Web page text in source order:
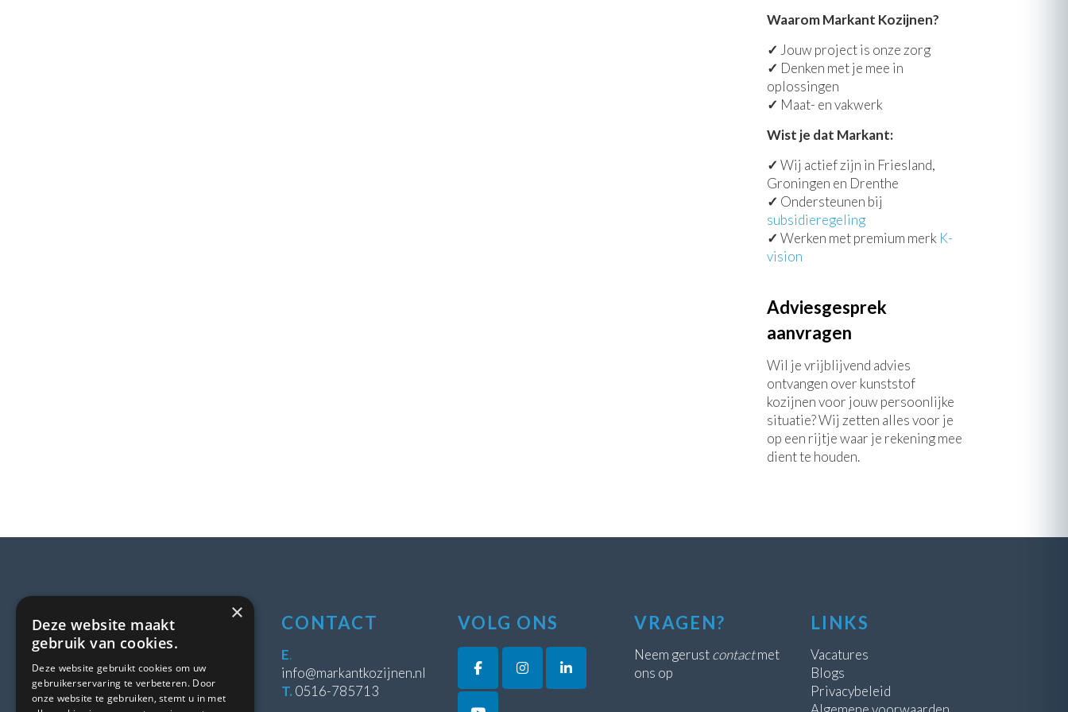
Waarom Markant Kozijnen?
✓ Jouw project is onze zorg
✓ Denken met je mee in
oplossingen
✓ Maat- en vakwerk
Wist je dat Markant:
✓ Wij actief zijn in Friesland,
Groningen en Drenthe
✓ Ondersteunen bij
subsidieregeling
✓ Werken met premium merk K-
vision
Adviesgesprek
aanvragen
Wil je vrijblijvend advies
ontvangen over kunststof
kozijnen voor jouw persoonlijke
situatie? Wij zetten alles voor je
op een rijtje waar je rekening mee
dient te houden.
LOCATIE
8431 WE Oosterwolde
CONTACT
E.
info@markantkozijnen.nl
T. 0516-785713
VOLG ONS VRAGEN?
Neem gerustcontactmet
ons op
LINKS
Vacatures
Blogs
Privacybeleid
×
Deze website maakt
gebruik van cookies.
Deze website gebruikt cookies om uw
gebruikerservaring te verbeteren. Door
onze website te gebruiken, stemt u in met